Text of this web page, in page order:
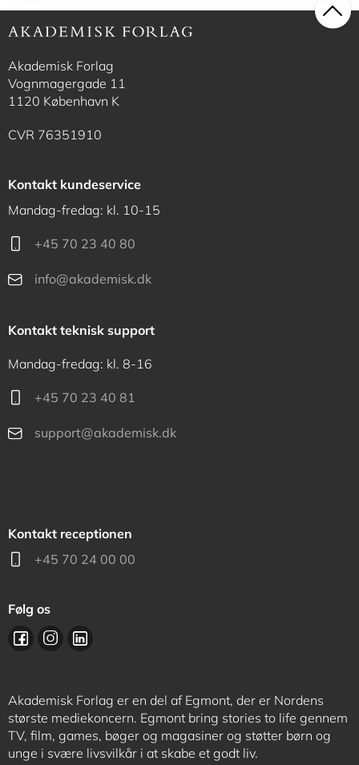
Akademisk Forlag
Vognmagergade 11
1120 København K
CVR 76351910
Kontakt kundeservice
Mandag-fredag: kl. 10-15
+45 70 23 40 80
info@akademisk.dk
Kontakt teknisk support
Mandag-fredag: kl. 8-16
+45 70 23 40 81
support@akademisk.dk
Kontakt receptionen
+45 70 24 00 00
Følg os
Akademisk Forlag er en del af Egmont, der er Nordens
største mediekoncern. Egmont bring stories to life gennem
TV, film, games, bøger og magasiner og støtter børn og
unge i svære livsvilkår i at skabe et godt liv.